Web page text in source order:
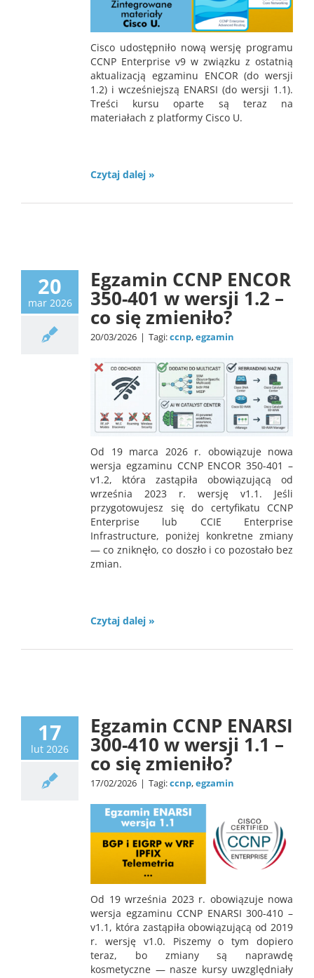
Cisco udostępniło nową wersję programu
CCNP Enterprise v9 w związku z ostatnią
aktualizacją egzaminu ENCOR (do wersji
1.2) i wcześniejszą ENARSI (do wersji 1.1).
Treści kursu oparte są teraz na
materiałach z platformy Cisco U.
Czytaj dalej »
20
mar 2026
Egzamin CCNP ENCOR
350-401 w wersji 1.2 –
co się zmieniło?
20/03/2026 | Tagi:ccnp,egzamin
Od 19 marca 2026 r. obowiązuje nowa
wersja egzaminu CCNP ENCOR 350-401 –
v1.2, która zastąpiła obowiązującą od
września 2023 r. wersję v1.1. Jeśli
przygotowujesz się do certyfikatu CCNP
Enterprise lub CCIE Enterprise
Infrastructure, poniżej konkretne zmiany
— co zniknęło, co doszło i co pozostało bez
zmian.
Czytaj dalej »
17
lut 2026
Egzamin CCNP ENARSI
300-410 w wersji 1.1 –
co się zmieniło?
17/02/2026 | Tagi:ccnp,egzamin
Od 19 września 2023 r. obowiązuje nowa
wersja egzaminu CCNP ENARSI 300-410 –
v1.1, która zastąpiła obowiązującą od 2019
r. wersję v1.0. Piszemy o tym dopiero
teraz, bo zmiany są naprawdę
kosmetyczne — nasze kursy uwzględniały